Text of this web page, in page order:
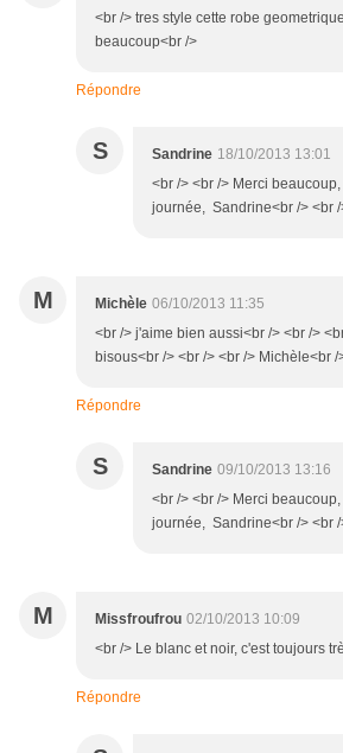
<br /> tres style cette robe
beaucoup<br />
Répondre
S Sandrine 18/10/2013 13:01
<br /> <br /> Merci
journée, Sandrine<br /> <br /
M Michèle 06/10/2013 11:35
<br /> j'aime bien aussi<br /> <br />
bisous<br /> <br /> <br /> Michèle<br /
Répondre
S Sandrine 09/10/2013 13:16
<br /> <br /> Merci
journée, Sandrine<br /> <br /
M Missfroufrou 02/10/2013 10:09
<br /> Le blanc et noir, c'est toujours
Répondre